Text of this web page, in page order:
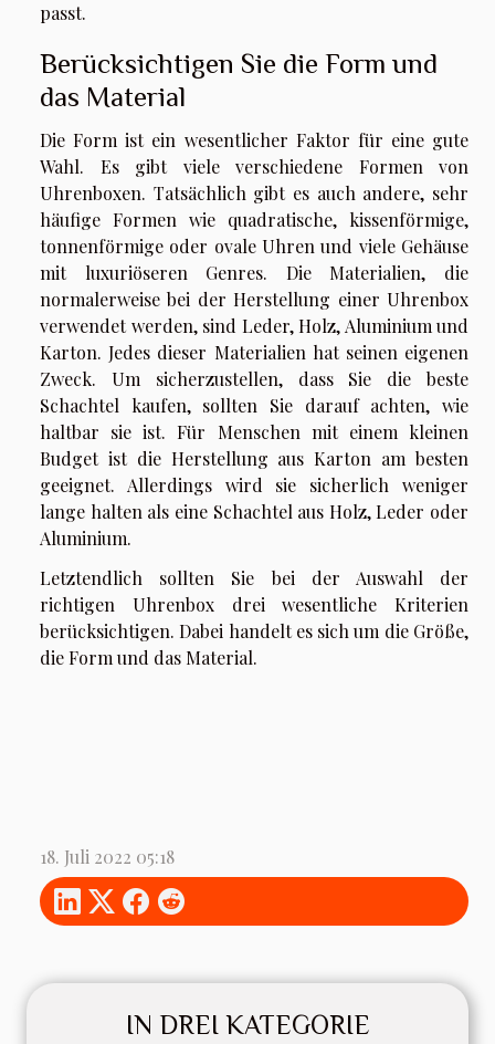
IN DREI KATEGORIE
passt.
Berücksichtigen Sie die Form und
das Material
Die Form ist ein wesentlicher Faktor für eine gute
Wahl. Es gibt viele verschiedene Formen von
Uhrenboxen. Tatsächlich gibt es auch andere, sehr
häufige Formen wie quadratische, kissenförmige,
tonnenförmige oder ovale Uhren und viele Gehäuse
mit luxuriöseren Genres. Die Materialien, die
normalerweise bei der Herstellung einer Uhrenbox
verwendet werden, sind Leder, Holz, Aluminium und
Karton. Jedes dieser Materialien hat seinen eigenen
Zweck. Um sicherzustellen, dass Sie die beste
Schachtel kaufen, sollten Sie darauf achten, wie
haltbar sie ist. Für Menschen mit einem kleinen
Budget ist die Herstellung aus Karton am besten
geeignet. Allerdings wird sie sicherlich weniger
lange halten als eine Schachtel aus Holz, Leder oder
Aluminium.
Letztendlich sollten Sie bei der Auswahl der
richtigen Uhrenbox drei wesentliche Kriterien
berücksichtigen. Dabei handelt es sich um die Größe,
die Form und das Material.
18. Juli 2022 05:18